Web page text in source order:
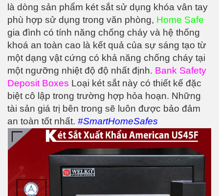
là dòng sản phẩm két sắt sử dụng khóa vân tay
phù hợp sử dụng trong văn phòng, Home Safe
gia đình có tính năng chống cháy và hệ thống
khoá an toàn cao là kết quả của sự sáng tạo từ
một dạng vật cứng có khả năng chống cháy tại
một ngưỡng nhiệt độ độ nhất định. Bank Safety
Deposit Boxes Loại két sắt này có thiết kế đặc
biệt cô lập trong trường hợp hỏa hoạn. Những
tài sản giá trị bên trong sẽ luôn được bảo đảm
an toàn tốt nhất. #SmartHomeSafes